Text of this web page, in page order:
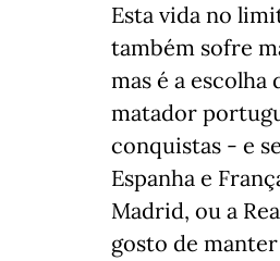
Esta vida no
também sofre
mas é a
matador
conquistas - e
Espanha e
Madrid, ou a
gosto de